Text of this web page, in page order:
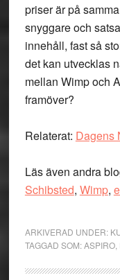
priser är på
snyggare och
innehåll, fast så
det kan utvecklas
mellan Wimp och
framöver?
Relaterat: Dagens
Läs även andra
Schibsted, Wimp,
ARKIVERAD UNDER:
TAGGAD SOM:ASPIRO,